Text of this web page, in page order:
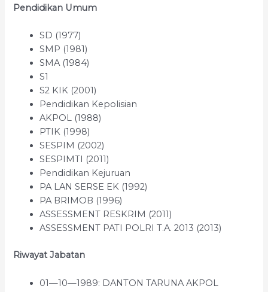
Pendidikan Umum
SD (1977)
SMP (1981)
SMA (1984)
S1
S2 KIK (2001)
Pendidikan Kepolisian
AKPOL (1988)
PTIK (1998)
SESPIM (2002)
SESPIMTI (2011)
Pendidikan Kejuruan
PA LAN SERSE EK (1992)
PA BRIMOB (1996)
ASSESSMENT RESKRIM (2011)
ASSESSMENT PATI POLRI T.A. 2013 (2013)
Riwayat Jabatan
01—10—1989: DANTON TARUNA AKPOL